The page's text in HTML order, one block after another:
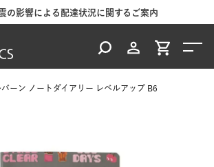
の影響による配達状況に関するご案内
バーン ノートダイアリー レベルアップ B6